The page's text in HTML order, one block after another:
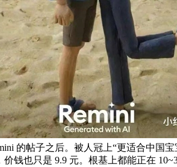
的帖子之后。被人冠上“更适合中国
价钱也只是 9.9 元。根基上都能正在